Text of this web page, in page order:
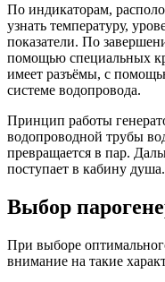
По индикаторам,
узнать температуру,
показатели. По
помощью специальных
имеет разъёмы, с
системе водопровода.
Принцип работы
водопроводной трубы
превращается в пар.
поступает в кабину душа.
Выбор
При выборе
внимание на такие